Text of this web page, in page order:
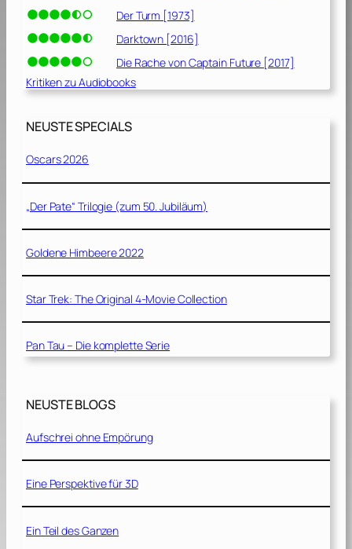
Der Turm [1973]
Darktown [2016]
Die Rache von Captain Future [2017]
Kritiken zu Audiobooks
NEUSTE SPECIALS
Oscars 2026
„Der Pate“ Trilogie (zum 50. Jubiläum)
Goldene Himbeere 2022
Star Trek: The Original 4-Movie Collection
Pan Tau – Die komplette Serie
NEUSTE BLOGS
Aufschrei ohne Empörung
Eine Perspektive für 3D
Ein Teil des Ganzen